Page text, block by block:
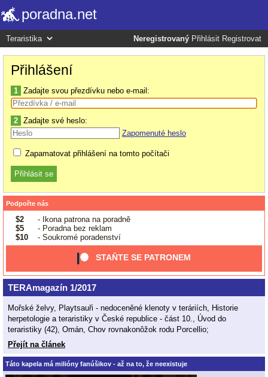
poradna.net
Neregistrovaný Přihlásit Registrovat
Přihlášení
1 Zadajte svou přezdívku nebo e-mail:
2 Zadajte své heslo:
Zapomenuté heslo
Zapamatovat přihlášení na tomto počítači
Podpořte nás
$2
- Ikona patrona na poradně
$5
- Poradna bez reklam
$10
- Soukromé poradenství
STAŇTE SE PATRONEM
TERAmagazín 1/2017
Mořské želvy, Playtsauři - nedoceněné klenoty v teráriích, Historie
herpetologie a teraristiky v České republice - část 10., Úvod do
teraristiky (42), Omán, Chov rovnakonôžok rodu Porcellio;
Přejít na článek
Táto kapela má milióny fanúšikov - až na to, že neexistuje